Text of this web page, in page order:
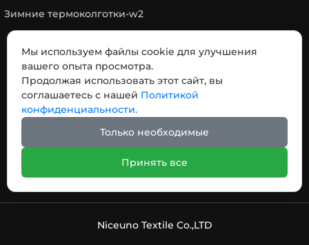
Зимние термоколготки-w2
КОНТАКТЫ
Адрес: № 18，Дорога отделения Чэнси,, город
Пинху, провинция Чжэцзян, Китай 314200
+86-19145499065
Email:
Niceuno Textile Co.,LTD
Мы используем файлы cookie для улучшения
вашего опыта просмотра.
Продолжая использовать этот сайт, вы
соглашаетесь с нашей Политикой
конфиденциальности.
Только необходимые
Принять все